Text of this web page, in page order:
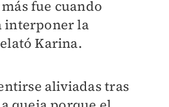
fue cuando
interponer la
Karina.
aliviadas tras